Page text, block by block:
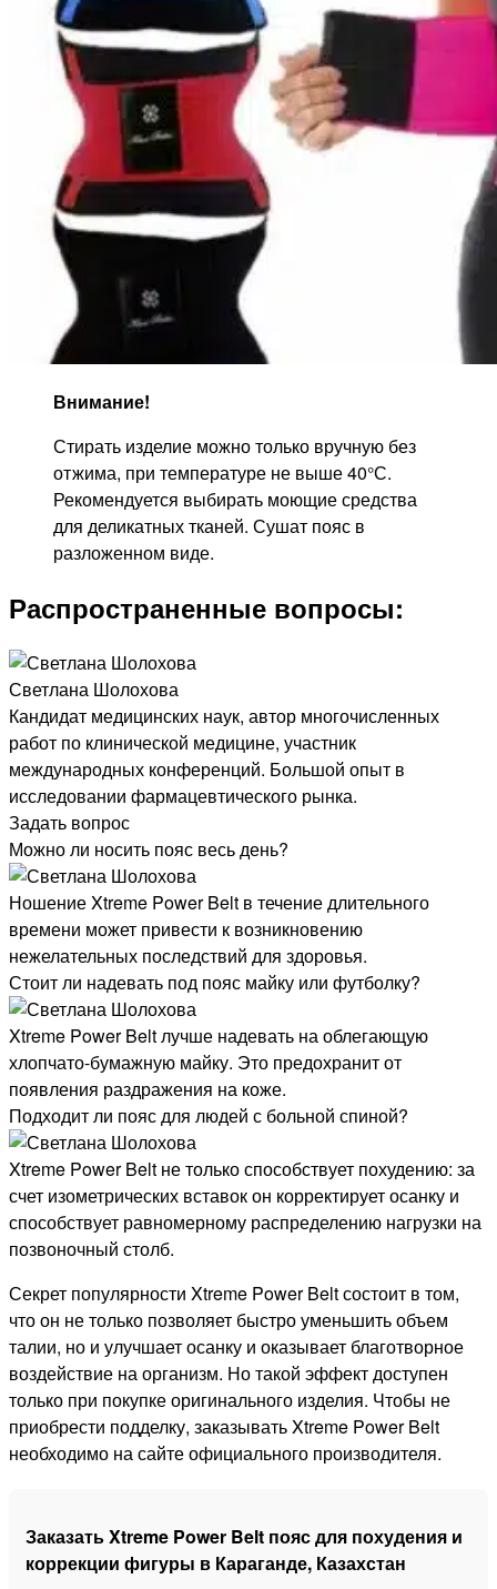
Внимание!
Стирать изделие можно только вручную без
отжима, при температуре не выше 40°С.
Рекомендуется выбирать моющие средства
для деликатных тканей. Сушат пояс в
разложенном виде.
Распространенные вопросы:
Светлана Шолохова
Кандидат медицинских наук, автор многочисленных
работ по клинической медицине, участник
международных конференций. Большой опыт в
исследовании фармацевтического рынка.
Задать вопрос
Можно ли носить пояс весь день?
Ношение Xtreme Power Belt в течение длительного
времени может привести к возникновению
нежелательных последствий для здоровья.
Стоит ли надевать под пояс майку или футболку?
Xtreme Power Belt лучше надевать на облегающую
хлопчато-бумажную майку. Это предохранит от
появления раздражения на коже.
Подходит ли пояс для людей с больной спиной?
Xtreme Power Belt не только способствует похудению: за
счет изометрических вставок он корректирует осанку и
способствует равномерному распределению нагрузки на
позвоночный столб.
Секрет популярности Xtreme Power Belt состоит в том,
что он не только позволяет быстро уменьшить объем
талии, но и улучшает осанку и оказывает благотворное
воздействие на организм. Но такой эффект доступен
только при покупке оригинального изделия. Чтобы не
приобрести подделку, заказывать Xtreme Power Belt
необходимо на сайте официального производителя.
Заказать Xtreme Power Belt пояс для похудения и
коррекции фигуры в Караганде, Казахстан